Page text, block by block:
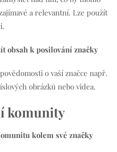
a relevantní. Lze použít
obsah k posilování značky
o vaší značce např.
obrázků nebo videa.
komunity
kolem své značky